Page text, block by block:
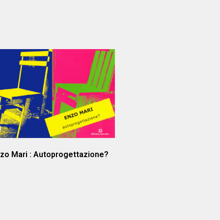
Mari : Autoprogettazione?